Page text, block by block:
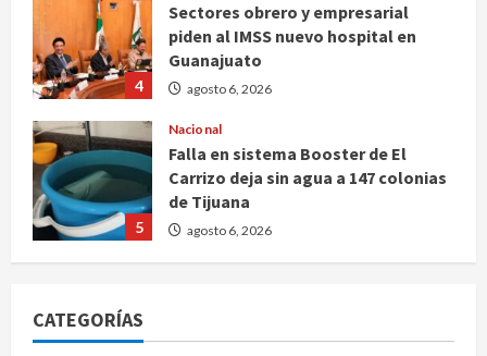
4
Sectores obrero y empresarial
piden al IMSS nuevo hospital en
Guanajuato
agosto 6, 2026
5
Nacional
Falla en sistema Booster de El
Carrizo deja sin agua a 147 colonias
de Tijuana
agosto 6, 2026
pesos en CDMX
CATEGORÍAS